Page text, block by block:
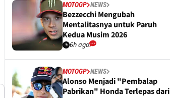
MOTOGP NEWS
Bezzecchi Mengubah
Mentalitasnya untuk Paruh
Kedua Musim 2026
6h ago
MOTOGP NEWS
Alonso Menjadi "Pembalap
Pabrikan" Honda Terlepas dari